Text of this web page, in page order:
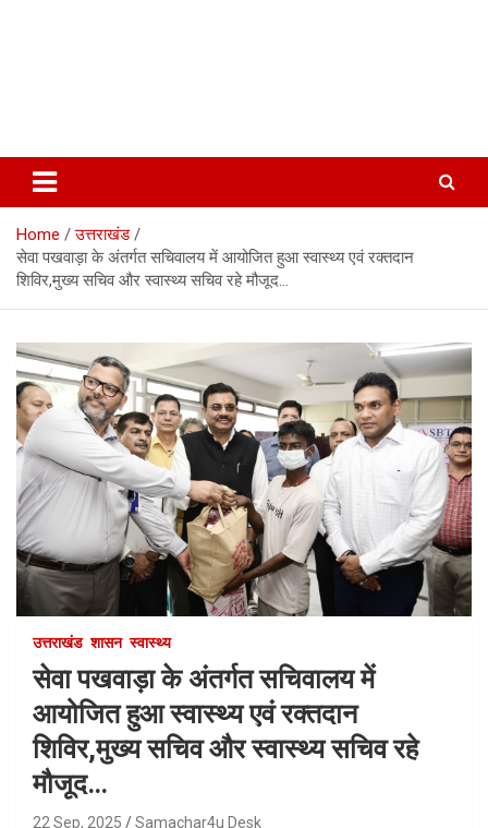
Home
उत्तराखंड
सेवा पखवाड़ा के अंतर्गत सचिवालय में आयोजित हुआ स्वास्थ्य एवं रक्तदान
शिविर,मुख्य सचिव और स्वास्थ्य सचिव रहे मौजूद…
उत्तराखंड शासन स्वास्थ्य
सेवा पखवाड़ा के अंतर्गत सचिवालय में
आयोजित हुआ स्वास्थ्य एवं रक्तदान
शिविर,मुख्य सचिव और स्वास्थ्य सचिव रहे
मौजूद…
22 Sep, 2025 Samachar4u Desk